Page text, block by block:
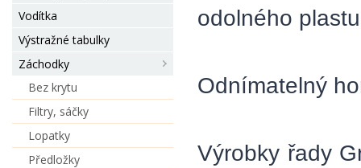
Vodítka
Výstražné tabulky
Záchodky
Bez krytu
Filtry, sáčky
Lopatky
Předložky
odolného
Odnímatelný
Výrobky řady